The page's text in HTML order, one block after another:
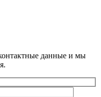
данные и мы